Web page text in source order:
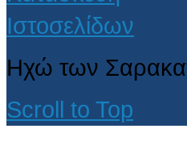
Ηχώ των
Scroll to Top